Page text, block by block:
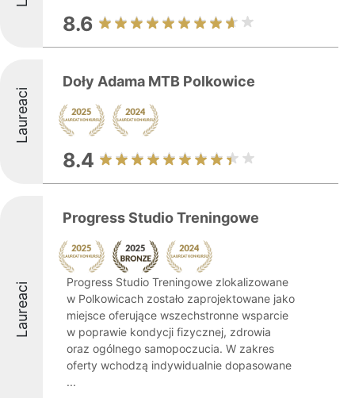
8.6
Laureaci
Doły Adama MTB Polkowice
8.4
Laureaci
Progress Studio Treningowe
Progress Studio Treningowe zlokalizowane
w Polkowicach zostało zaprojektowane jako
miejsce oferujące wszechstronne wsparcie
w poprawie kondycji fizycznej, zdrowia
oraz ogólnego samopoczucia. W zakres
oferty wchodzą indywidualnie dopasowane
...